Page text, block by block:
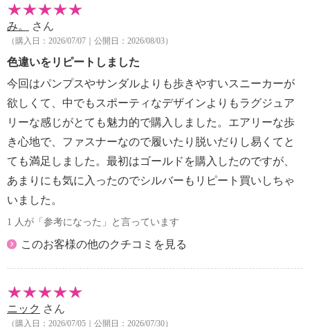
み。 さん
（購入日：2026/07/07｜公開日：2026/08/03）
色違いをリピートしました
今回はパンプスやサンダルよりも歩きやすいスニーカーが
欲しくて、中でもスポーティなデザインよりもラグジュア
リーな感じがとても魅力的で購入しました。エアリーな歩
き心地で、ファスナーなので履いたり脱いだりし易くてと
ても満足しました。最初はゴールドを購入したのですが、
あまりにも気に入ったのでシルバーもリピート買いしちゃ
いました。
1 人が「参考になった」と言っています
このお客様の他のクチコミを見る
ニック さん
（購入日：2026/07/05｜公開日：2026/07/30）